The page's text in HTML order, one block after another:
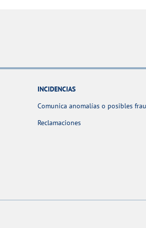
INCIDENCIAS
Comunica anomalías o posibles
Reclamaciones